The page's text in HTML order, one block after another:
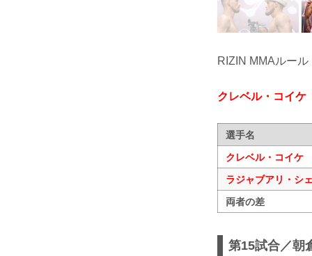
RIZIN MMAルー
クレベル・コイケ
選手名
クレベル・コイケ
ラジャブアリ・シ
両者の差
第15試合／朝